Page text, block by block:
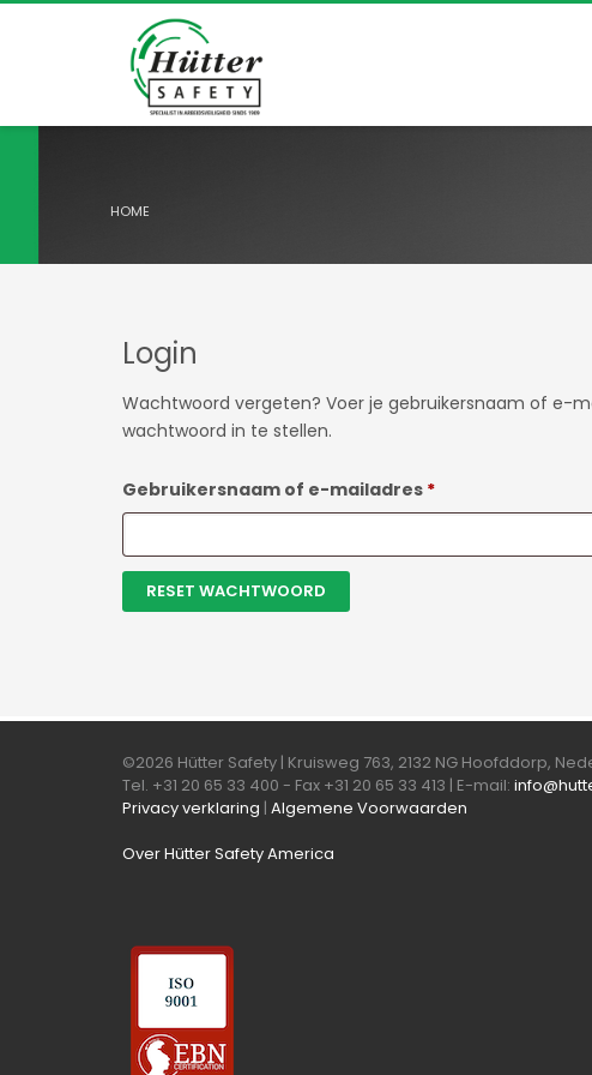
HOME
Login
Wachtwoord vergeten? Voer je gebruikersnaam of e-
wachtwoord in te stellen.
Gebruikersnaam of e-mailadres *Vereist
RESET WACHTWOORD
©2026 Hütter Safety | Kruisweg 763, 2132 NG Hoofddorp,
Tel. +31 20 65 33 400 - Fax +31 20 65 33 413 | E-mail:
Privacy verklaring | Algemene Voorwaarden
Over Hütter Safety America